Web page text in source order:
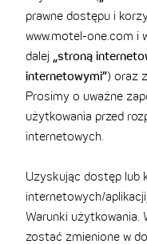
prawne dostępu i
www.motel-one.com i
dalej „stroną
internetowymi” ) oraz
Prosimy o uważne
użytkowania przed
internetowych.
Uzyskując dostęp lub
internetowych/
Warunki użytkowania.
zostać zmienione w